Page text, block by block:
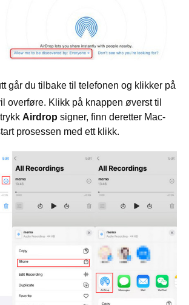
går du tilbake til telefonen og klikker på
overføre. Klikk på knappen øverst til
Airdrop signer, finn deretter Mac-
prosessen med ett klikk.